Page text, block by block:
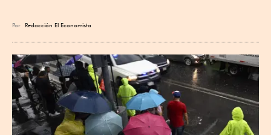
Por Redacción El Economista